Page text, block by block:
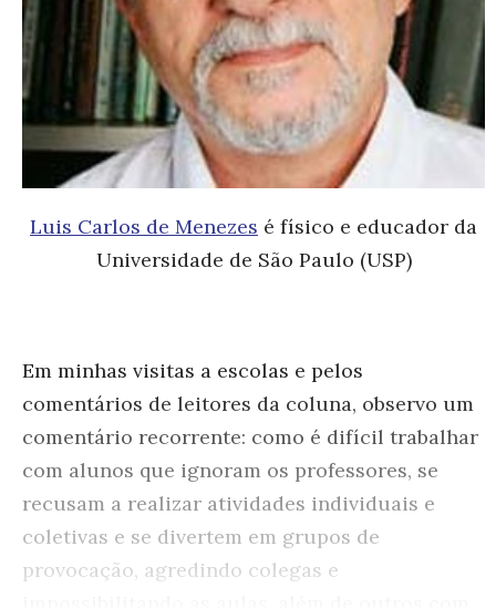
Luis Carlos de Menezes é físico e educador da
Universidade de São Paulo (USP)
Em minhas visitas a escolas e pelos
comentários de leitores da coluna, observo um
comentário recorrente: como é difícil trabalhar
com alunos que ignoram os professores, se
recusam a realizar atividades individuais e
coletivas e se divertem em grupos de
provocação, agredindo colegas e